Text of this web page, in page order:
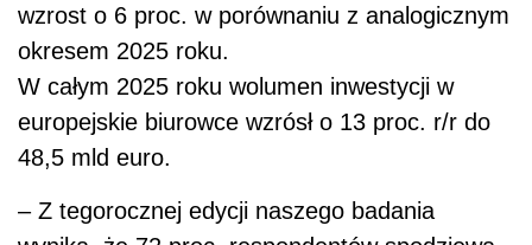
przewiduje spadek aktywności. Takie podejście
jest widoczne zarówno wśród banków, jak i
niebankowych instytucji finansowych co
wskazuje na wysoką dostępność finansowania
dłużnego na rynku – mówi Michał Klimczak
szef działu finansowania inwestycji w CBRE.
– Spodziewamy się równieżwiększej